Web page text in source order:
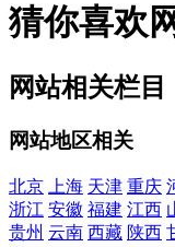
猜你喜欢
网站相关栏目
网站地区相关
北京 上海 天津 重庆
浙江 安徽 福建 江西
贵州 云南 西藏 陕西